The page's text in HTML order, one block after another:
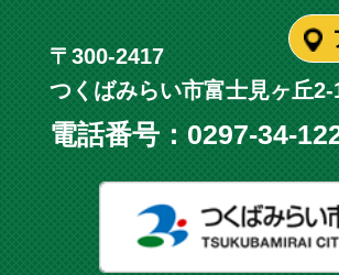
〒300-2417
つくばみらい市富士見ヶ丘2-
電話番号：0297-34-